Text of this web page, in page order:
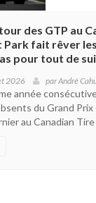
des GTP au
fait rêver
pour tout de
2026 parAndré
année
du Grand
au Canadian